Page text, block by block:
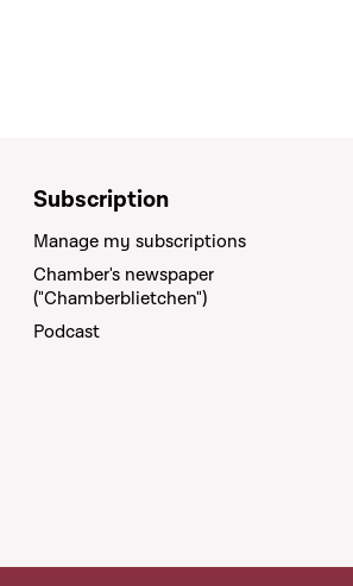
Subscription
Manage my subscriptions
Chamber's newspaper
("Chamberblietchen")
Podcast